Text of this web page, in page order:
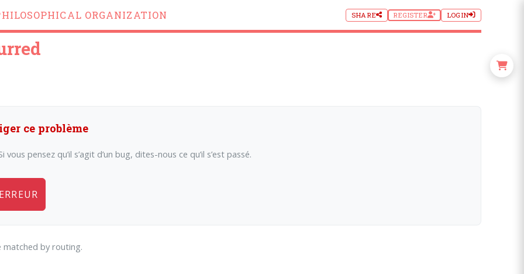
ORGANIZATION SHARE REGISTER LOGIN
ce problème
pensez qu’il s’agit d’un bug, dites-nous ce qu’il s’est passé.
matched by routing.